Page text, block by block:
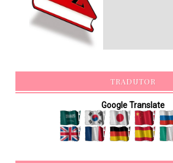
TRADUTOR
Google Translate